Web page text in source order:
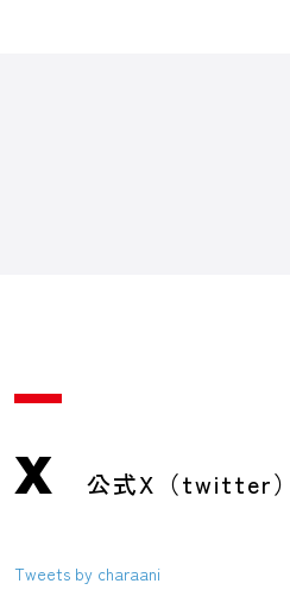
X 公式X（twitter）
Tweets by charaani